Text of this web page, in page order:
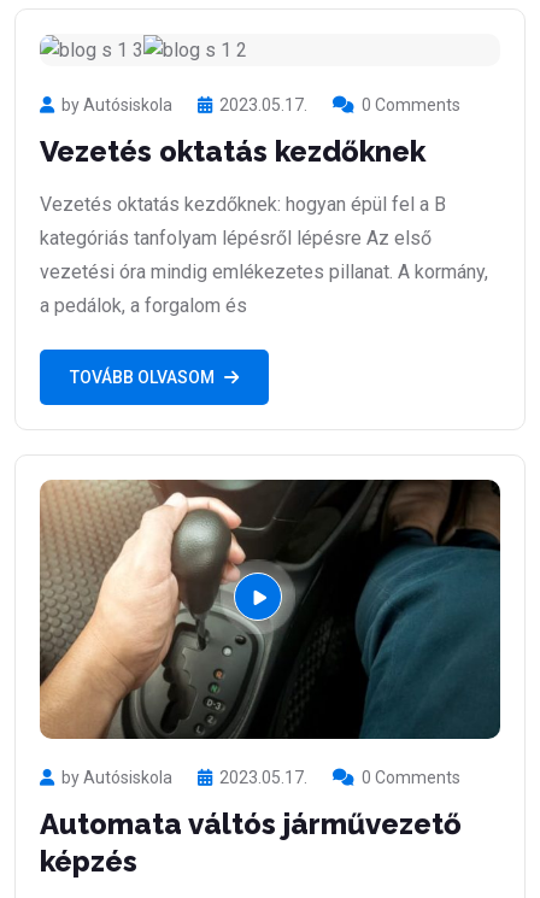
by Autósiskola 2023.05.17. 0 Comments
Vezetés oktatás kezdőknek
Vezetés oktatás kezdőknek: hogyan épül fel a B
kategóriás tanfolyam lépésről lépésre Az első
vezetési óra mindig emlékezetes pillanat. A kormány,
a pedálok, a forgalom és
TOVÁBB OLVASOM
by Autósiskola 2023.05.17. 0 Comments
Automata váltós járművezető
képzés